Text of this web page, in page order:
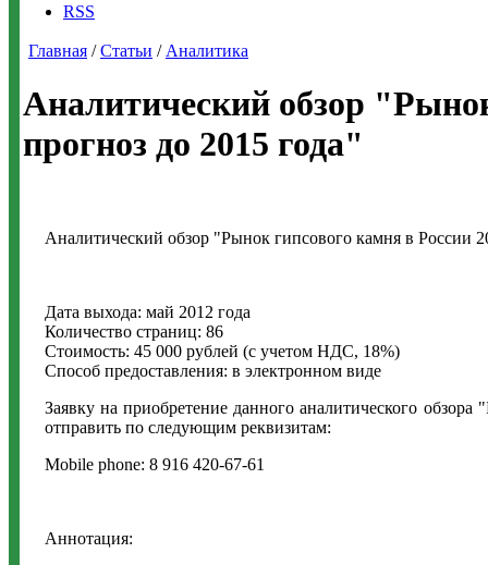
RSS
Главная /Статьи / Аналитика
Аналитический обзор
прогноз до 2015 года"
Аналитический обзор "Рынок гипсового камня в России
Дата выхода: май 2012 года
Количество страниц: 86
Стоимость: 45 000 рублей (с учетом НДС, 18%)
Способ предоставления: в электронном виде
Заявку на приобретение данного аналитического
отправить по следующим реквизитам:
Mobile phone: 8 916 420-67-61
Аннотация: